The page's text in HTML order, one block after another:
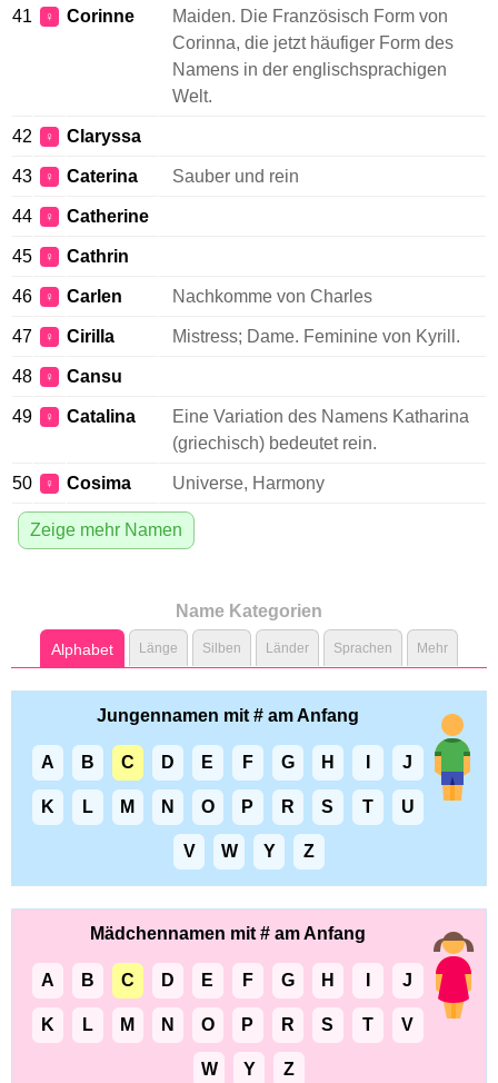
41 ♀ Corinne
Maiden. Die Französisch Form von
Corinna, die jetzt häufiger Form des
Namens in der englischsprachigen
Welt.
42 ♀ Claryssa
43 ♀ Caterina Sauber und rein
44 ♀ Catherine
45 ♀ Cathrin
46 ♀ Carlen Nachkomme von Charles
47 ♀ Cirilla Mistress; Dame. Feminine von Kyrill.
48 ♀ Cansu
49 ♀ Catalina
Eine Variation des Namens Katharina
(griechisch) bedeutet rein.
50 ♀ Cosima Universe, Harmony
Zeige mehr Namen
Name Kategorien
Alphabet Länge Silben Länder Sprachen Mehr
Jungennamen mit # am Anfang
A B C D E F G H J
K L M N O P R S T U
V W Y Z
Mädchennamen mit # am Anfang
A B C D E F G H J
K L M N O P R S T V
W Y Z